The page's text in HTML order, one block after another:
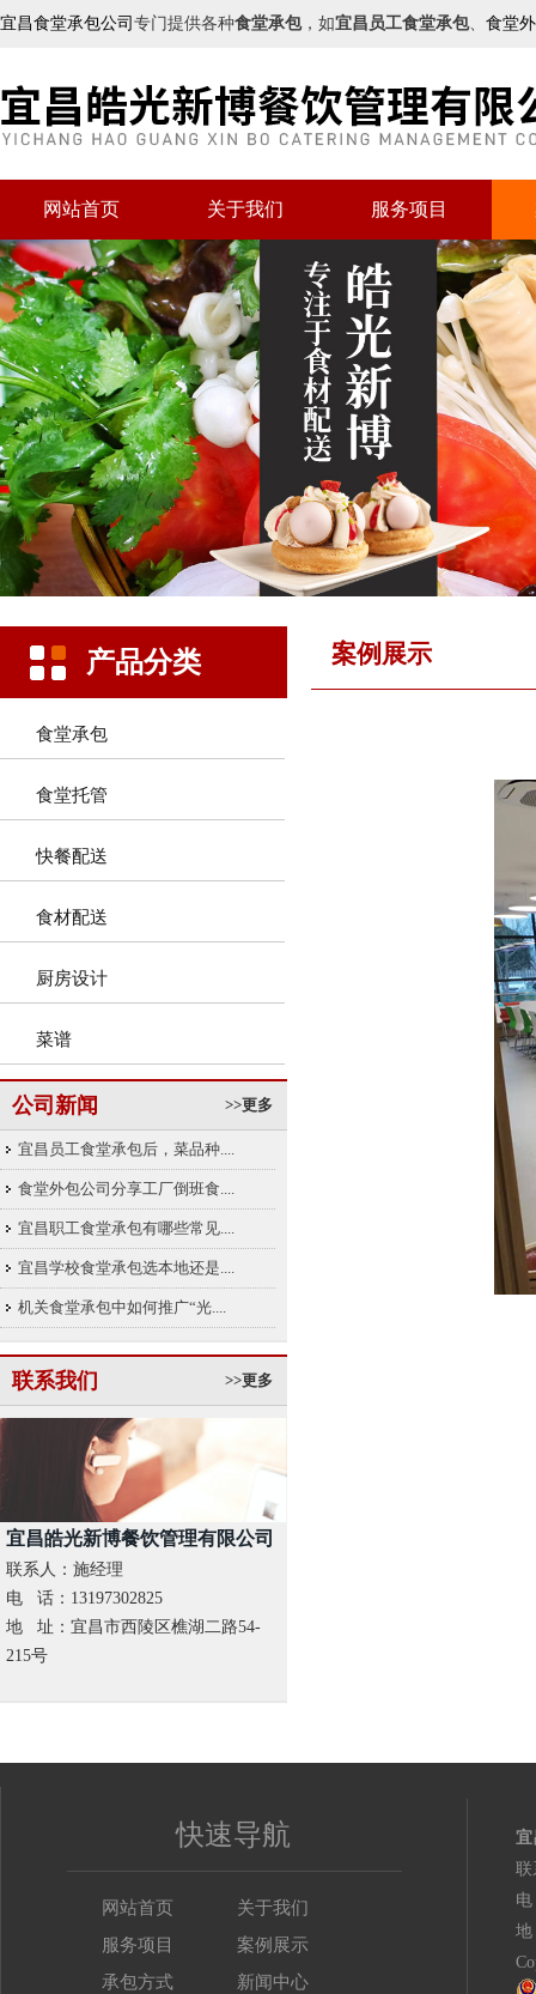
宜昌食堂承包公司 专门提供各种食堂承包，如宜昌员工食堂承包、 食堂
网站首页 关于我们 服务项目
产品分类
食堂承包
食堂托管
快餐配送
食材配送
厨房设计
菜谱
公司新闻 >>更多
宜昌员工食堂承包后，菜品种....
食堂外包公司分享工厂倒班食....
宜昌职工食堂承包有哪些常见....
宜昌学校食堂承包选本地还是....
机关食堂承包中如何推广“光....
联系我们 >>更多
宜昌皓光新博餐饮管理有限公司
联系人：施经理
电 话：13197302825
地 址：宜昌市西陵区樵湖二路54-
215号
案例展示
快速导航
网站首页
关于我们
服务项目
案例展示
承包方式
新闻中心
宜
联
地